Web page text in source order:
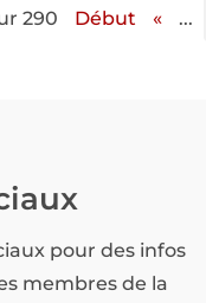
290 Début « ...
pour des infos
membres de la